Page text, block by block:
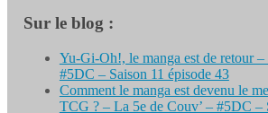
Sur le blog :
Yu-Gi-Oh!, le manga est de retour –
#5DC – Saison 11 épisode 43
Comment le manga est devenu le
TCG ? – La 5e de Couv’ – #5DC –